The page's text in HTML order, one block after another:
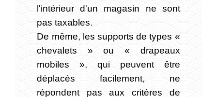
l'intérieur d'un magasin ne sont
pas taxables.
De même, les supports de types «
chevalets » ou « drapeaux
mobiles », qui peuvent être
déplacés facilement, ne
répondent pas aux critères de